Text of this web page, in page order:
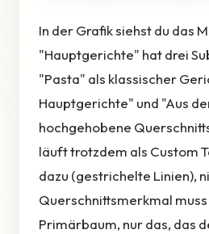
In der Grafik siehst du das
"Hauptgerichte" hat drei
"Pasta" als klassischer
Hauptgerichte" und "Aus
hochgehobene
läuft trotzdem als Custom
dazu (gestrichelte Linien),
Querschnittsmerkmal muss
Primärbaum, nur das, das